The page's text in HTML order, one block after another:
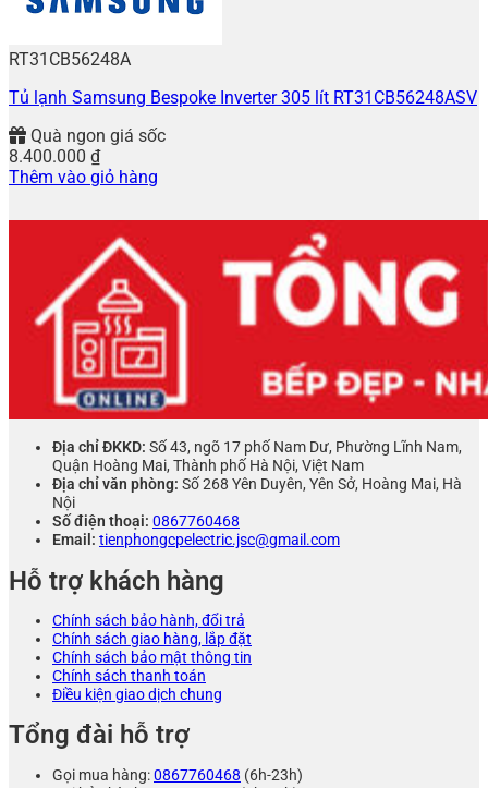
RT31CB56248A
Tủ lạnh Samsung Bespoke Inverter 305 lít RT31CB56248ASV
Quà ngon giá sốc
8.400.000 ₫
Thêm vào giỏ hàng
Địa chỉ ĐKKD: Số 43, ngõ 17 phố Nam Dư, Phường Lĩnh Nam,
Quận Hoàng Mai, Thành phố Hà Nội, Việt Nam
Địa chỉ văn phòng: Số 268 Yên Duyên, Yên Sở, Hoàng Mai, Hà
Nội
Số điện thoại: 0867760468
Email: tienphongcpelectric.jsc@gmail.com
Hỗ trợ khách hàng
Chính sách bảo hành, đổi trả
Chính sách giao hàng, lắp đặt
Chính sách bảo mật thông tin
Chính sách thanh toán
Điều kiện giao dịch chung
Tổng đài hỗ trợ
Gọi mua hàng:0867760468 (6h-23h)